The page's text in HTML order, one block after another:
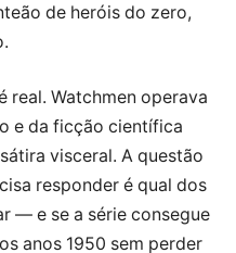
de heróis do zero,
real. Watchmen operava
e da ficção científica
visceral. A questão
responder é qual dos
— e se a série consegue
anos 1950 sem perder